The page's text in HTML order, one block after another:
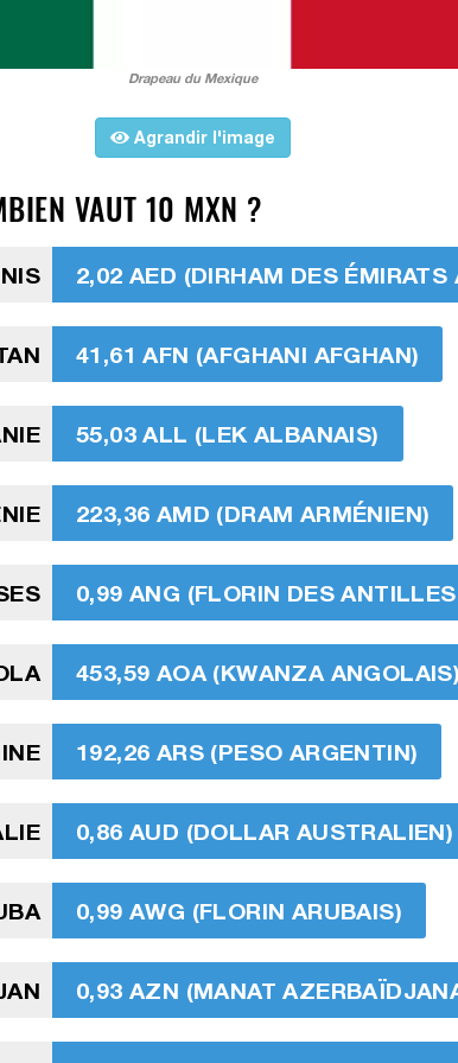
Drapeau du Mexique
Agrandir l'image
VAUT 10 MXN ?
2,02 AED (DIRHAM DES ÉMIRATS
41,61 AFN (AFGHANI AFGHAN)
55,03 ALL (LEK ALBANAIS)
223,36 AMD (DRAM ARMÉNIEN)
0,99 ANG (FLORIN DES
453,59 AOA (KWANZA ANGOLAIS)
192,26 ARS (PESO ARGENTIN)
0,86 AUD (DOLLAR AUSTRALIEN)
0,99 AWG (FLORIN ARUBAIS)
0,93 AZN (MANAT